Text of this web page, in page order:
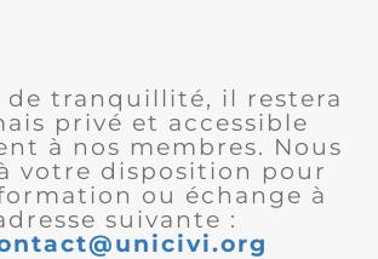
de tranquillité, il restera
privé et accessible
à nos membres. Nous
votre disposition pour
ou échange à
suivante :